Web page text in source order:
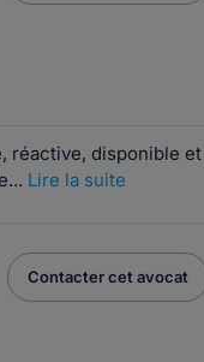
réactive, disponible et
Lire la suite
Contacter cet avocat